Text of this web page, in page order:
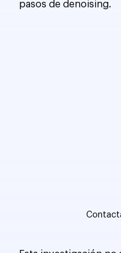
pasos de denoising.